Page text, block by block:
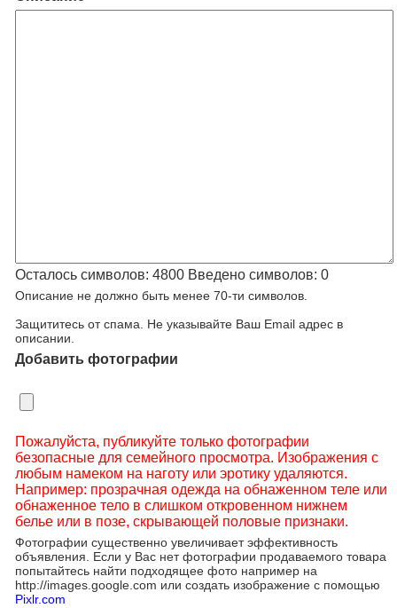
Осталось символов: 4800 Введено символов: 0
Описание не должно быть менее 70-ти символов.
Защититесь от спама. Не указывайте Ваш Email адрес в
описании.
Добавить фотографии
Пожалуйста, публикуйте только фотографии
безопасные для семейного просмотра. Изображения с
любым намеком на наготу или эротику удаляются.
Например: прозрачная одежда на обнаженном теле или
обнаженное тело в слишком откровенном нижнем
белье или в позе, скрывающей половые признаки.
Фотографии существенно увеличивает эффективность
объявления. Если у Вас нет фотографии продаваемого товара
попытайтесь найти подходящее фото например на
http://images.google.com или создать изображение с помощью
Pixlr.com